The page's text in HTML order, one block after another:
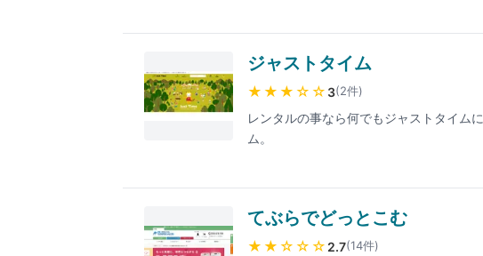
ジャストタイム
★★★ ☆☆ 3(2件)
レンタルの事なら何でもジャストタイム
ム。
てぶらでどっとこむ
★★ ☆☆☆ 2.7(14件)